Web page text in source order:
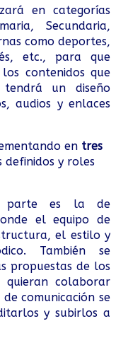
en categorías
Secundaria,
como deportes,
etc., para que
contenidos que
tendrá un diseño
audios y enlaces
en tres
definidos y roles
es la de
el equipo de
el estilo y
También se
propuestas de los
quieran colaborar
comunicación se
y subirlos a